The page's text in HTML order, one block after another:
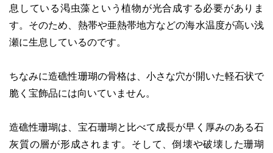
息している渇虫藻という植物が光合成する必要がありま
す。そのため、熱帯や亜熱帯地方などの海水温度が高い浅
瀬に生息しているのです。
ちなみに造礁性珊瑚の骨格は、小さな穴が開いた軽石状で
脆く宝飾品には向いていません。
造礁性珊瑚は、宝石珊瑚と比べて成長が早く厚みのある石
灰質の層が形成されます。そして、倒壊や破壊した珊瑚